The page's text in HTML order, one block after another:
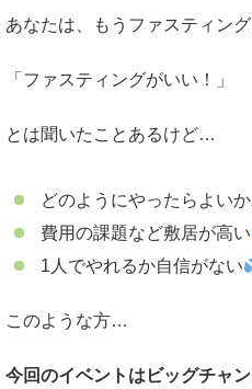
あなたは、もうファスティン
「ファスティングがいい！」
とは聞いたことあるけど…
どのようにやったらよい
費用の課題など敷居が高い
1人でやれるか自信がない
このような方…
今回のイベントはビッグチャ